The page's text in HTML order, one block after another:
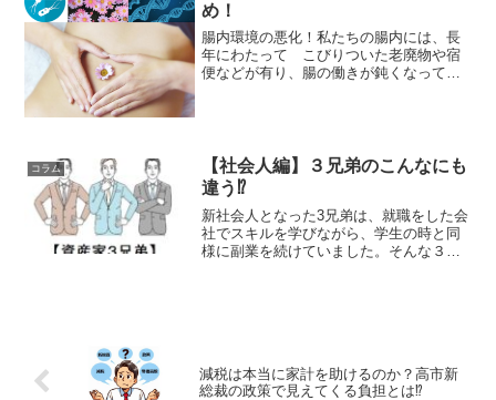
め！
腸内環境の悪化！私たちの腸内には、長
年にわたって こびりついた老廃物や宿
便などが有り、腸の働きが鈍くなってい
コラム
【社会人編】３兄弟のこんなにも
違う⁉
新社会人となった3兄弟は、就職をした会
社でスキルを学びながら、学生の時と同
様に副業を続けていました。そんな３兄
減税は本当に家計を助けるのか？高市新
総裁の政策で見えてくる負担とは⁉